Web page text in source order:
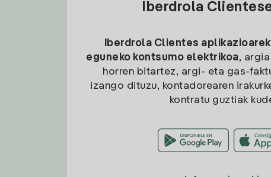
Iberdrola
Iberdrola Clientes
eguneko kontsumo elektrikoa,
horren bitartez, argi- eta gas-
izango dituzu, kontadorearen
kontratu guztiak